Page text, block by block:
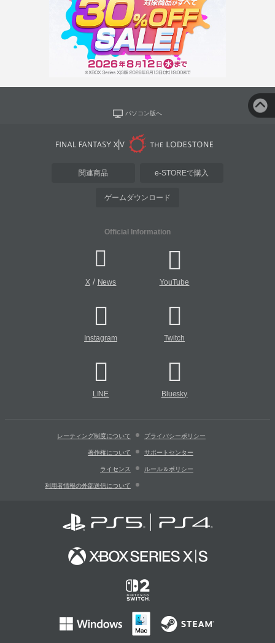
パソコン版へ
関連商品 e-STOREで購入
ゲームダウンロード
Official Information
X/ News YouTube
Instagram Twitch
LINE Bluesky
レーティング制度について プライバシーポリシー
著作権について サポートセンター
ライセンス ルール＆ポリシー
利用者情報の外部送信について